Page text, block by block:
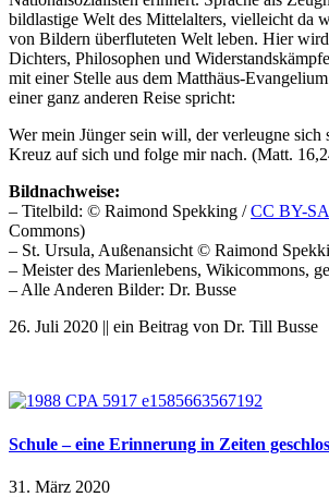
bildlastige Welt des Mittelalters, vielleicht da
von Bildern überfluteten Welt leben. Hier wird
Dichters, Philosophen und
mit einer Stelle aus dem Matthäus-
einer ganz anderen Reise spricht:
Wer mein Jünger sein will, der verleugne sich
Kreuz auf sich und folge mir nach. (Matt.
Bildnachweise:
– Titelbild: © Raimond Spekking /CC BY-
Commons)
– St. Ursula, Außenansicht © Raimond
– Meister des Marienlebens, Wikicommons,
– Alle Anderen Bilder: Dr. Busse
26. Juli 2020 || ein Beitrag von Dr. Till Busse
Schule – eine Erinnerung in Zeiten
31. März 2020